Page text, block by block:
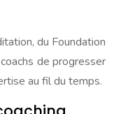
du Foundation
de progresser
au fil du temps.